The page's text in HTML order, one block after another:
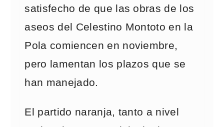
satisfecho de que las obras de los
aseos del Celestino Montoto en la
Pola comiencen en noviembre,
pero lamentan los plazos que se
han manejado.
El partido naranja, tanto a nivel